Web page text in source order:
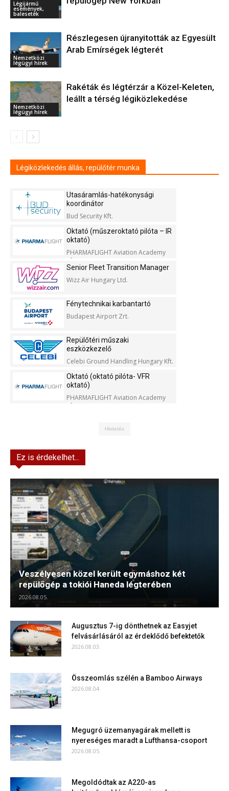
Légijármű
események,
balesetek
Nemzetközi
légügyi hírek
Részlegesen újranyitották az Egyesült
Arab Emírségek légterét
Nemzetközi
légügyi hírek
Rakéták és légtérzár a Közel-Keleten,
leállt a térség légiközlekedése
Légiközlekedés állás, repülőtér munka
Utasáramlás-hatékonysági
koordinátor
Bud Security Kft.
Oktató (műszeroktató pilóta – IR
oktató)
PHARMAFLIGHT Aviation Academy
Kft.
Senior Fleet Transition Manager
Wizz Air Hungary Ltd.
Fénytechnikai karbantartó
Budapest Airport Zrt.
Repülőtéri műszaki
eszközkezelő
Celebi Ground Handling Hungary Kft.
Oktató (oktató pilóta- VFR
oktató)
PHARMAFLIGHT Aviation Academy
Kft.
Hirdetés
Ez is érdekelhet...
Veszélyesen közel került egymáshoz két
repülőgép a tokiói Haneda légterében
2026.08.05.
Augusztus 7-ig dönthetnek az Easyjet
felvásárlásáról az érdeklődő befektetők
2026.08.03.
Összeomlás szélén a Bamboo Airways
2026.08.04.
Megugró üzemanyagárak mellett is
nyereséges maradt a Lufthansa-csoport
2026.08.05.
Megoldódtak az A220-as